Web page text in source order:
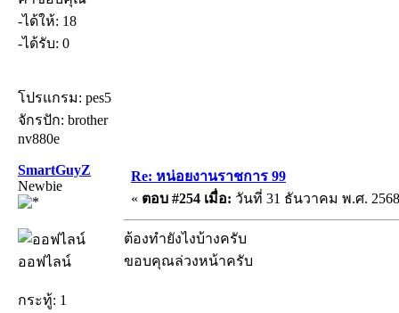
-ได้ให้: 18
-ได้รับ: 0
โปรแกรม: pes5
จักรปัก: brother
nv880e
SmartGuyZ
Newbie
ออฟไลน์
กระทู้: 1
Re: หน่อยงานราชการ 99
« ตอบ #254 เมื่อ: วันที่ 31 ธันวาคม พ.ศ.
ต้องทำยังไงบ้างครับ
ขอบคุณล่วงหน้าครับ